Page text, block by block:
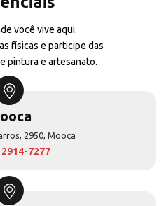
você vive aqui.
físicas e participe das
pintura e artesanato.
2950, Mooca
2914-7277